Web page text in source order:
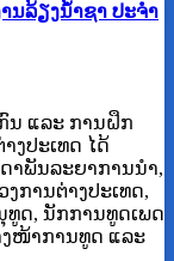
ນລ້ຽງນໍ້າຊາ ປະຈໍາ
ນ ແລະ ການຝຶກ
ງປະເທດ ໄດ້
າພັນລະຍາການນຳ,
ການຕ່າງປະເທດ,
ທູດ, ນັກການທູດເພດ
ງໜ້າການທູດ ແລະ